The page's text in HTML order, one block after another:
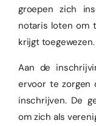
groepen zich
notaris loten om
krijgt toegewezen.
Aan de
ervoor te zorgen
inschrijven. De
om zich als